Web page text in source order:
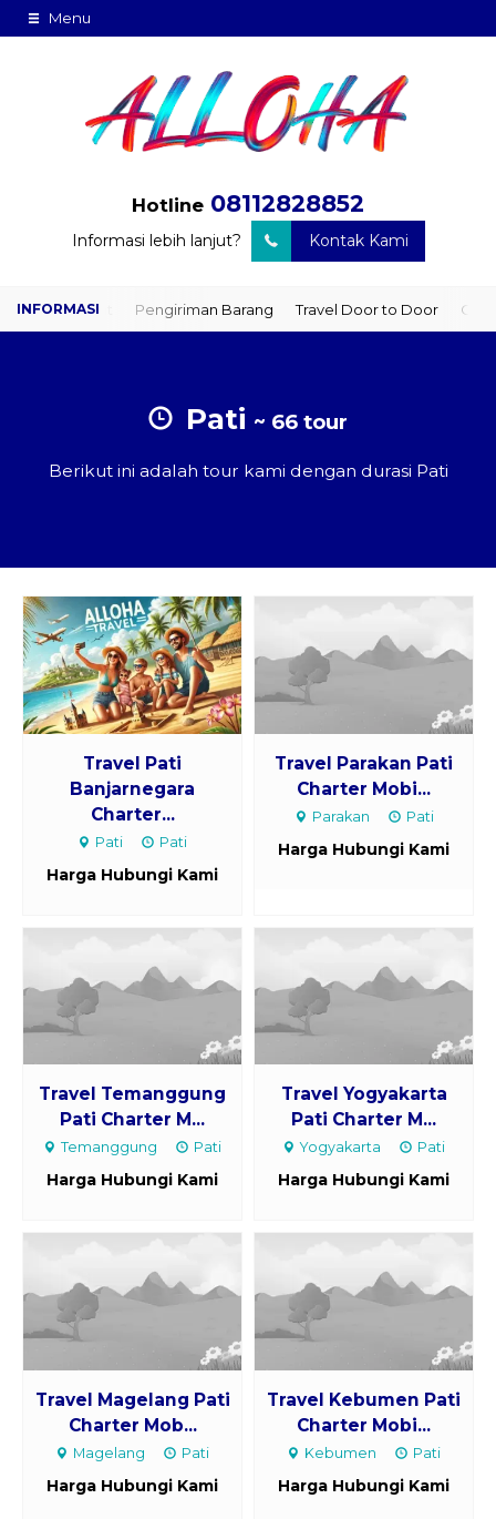
Menu
Hotline 08112828852
Informasi lebih lanjut? Kontak Kami
Paket Kilat Pengiriman Barang Travel Door to Door
Pati ~ 66 tour
Berikut ini adalah tour kami dengan durasi Pati
Travel Pati
Banjarnegara
Charter...
Pati Pati
Harga Hubungi Kami
Travel Parakan Pati
Charter Mobi...
Parakan Pati
Harga Hubungi Kami
Travel Temanggung
Pati Charter M...
Temanggung Pati
Harga Hubungi Kami
Travel Yogyakarta
Pati Charter M...
Yogyakarta Pati
Harga Hubungi Kami
Travel Magelang Pati
Charter Mob...
Magelang Pati
Harga Hubungi Kami
Travel Kebumen Pati
Charter Mobi...
Kebumen Pati
Harga Hubungi Kami